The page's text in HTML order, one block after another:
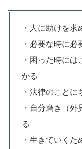
・人に助けを求
・必要な時に必
・困った時に
かる
・法律のことに
・自分磨き（
る
・生きていく